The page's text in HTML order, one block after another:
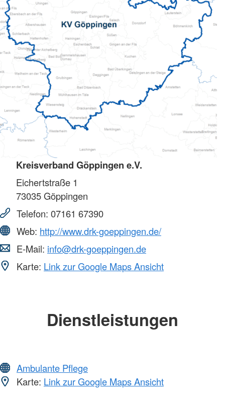
Kreisverband Göppingen e.V.
Eichertstraße 1
73035Göppingen
Telefon: 07161 67390
Web: http://www.drk-goeppingen.de/
E-Mail: info@drk-goeppingen.de
Karte: Link zur Google Maps Ansicht
Dienstleistungen
Ambulante Pflege
Karte: Link zur Google Maps Ansicht